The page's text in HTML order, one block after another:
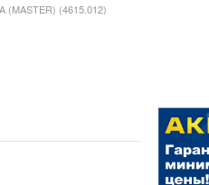
(MASTER) (4615.012)